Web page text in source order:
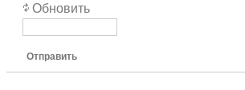
Обновить
Отправить